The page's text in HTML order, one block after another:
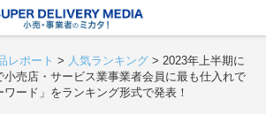
レポート > 人気ランキング >2023年上半期に
小売店・サービス業事業者会員に最も仕入れで
ード」をランキング形式で発表！